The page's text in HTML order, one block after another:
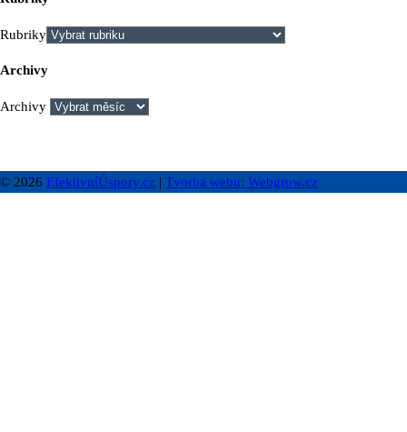
Rubriky
Archivy
Archivy
© 2026 EfektivníÚspory.cz | Tvorba webu: Webgrow.cz